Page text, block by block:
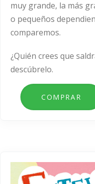
muy grande, la más
o pequeños
comparemos.
¿Quién crees que
descúbrelo.